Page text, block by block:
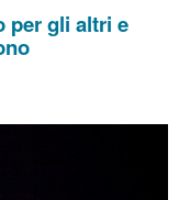
per gli altri e